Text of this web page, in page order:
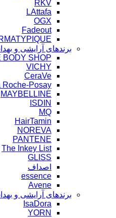
RKV
LAttafa
OGX
Fadeout
برندهای آرایشی و
BODY SHOP
VICHY
CeraVe
Roche-Posay
MAYBELLINE
ISDIN
MQ
HairTamin
NOREVA
PANTENE
The Inkey List
GLISS
اصداف
essence
Avene
برندهای آرایشی و
IsaDora
YORN